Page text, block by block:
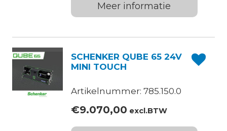
Meer informatie
SCHENKER QUBE 65 24V
MINI TOUCH
Artikelnummer: 785.150.0
€9.070,00 excl.BTW